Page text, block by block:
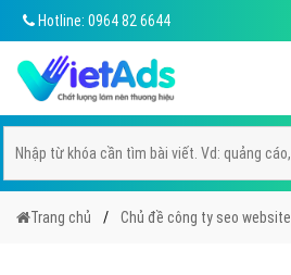
Hotline: 0964 82 6644
Trang chủ Chủ đề công ty seo website